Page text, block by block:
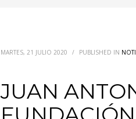
MARTES, 21 JULIO 2020 / PUBLISHED IN
JUAN